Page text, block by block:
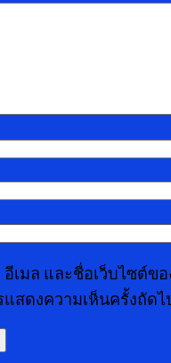
เมล และชื่อเว็บไซต์ข
สดงความเห็นครั้งถัดไ